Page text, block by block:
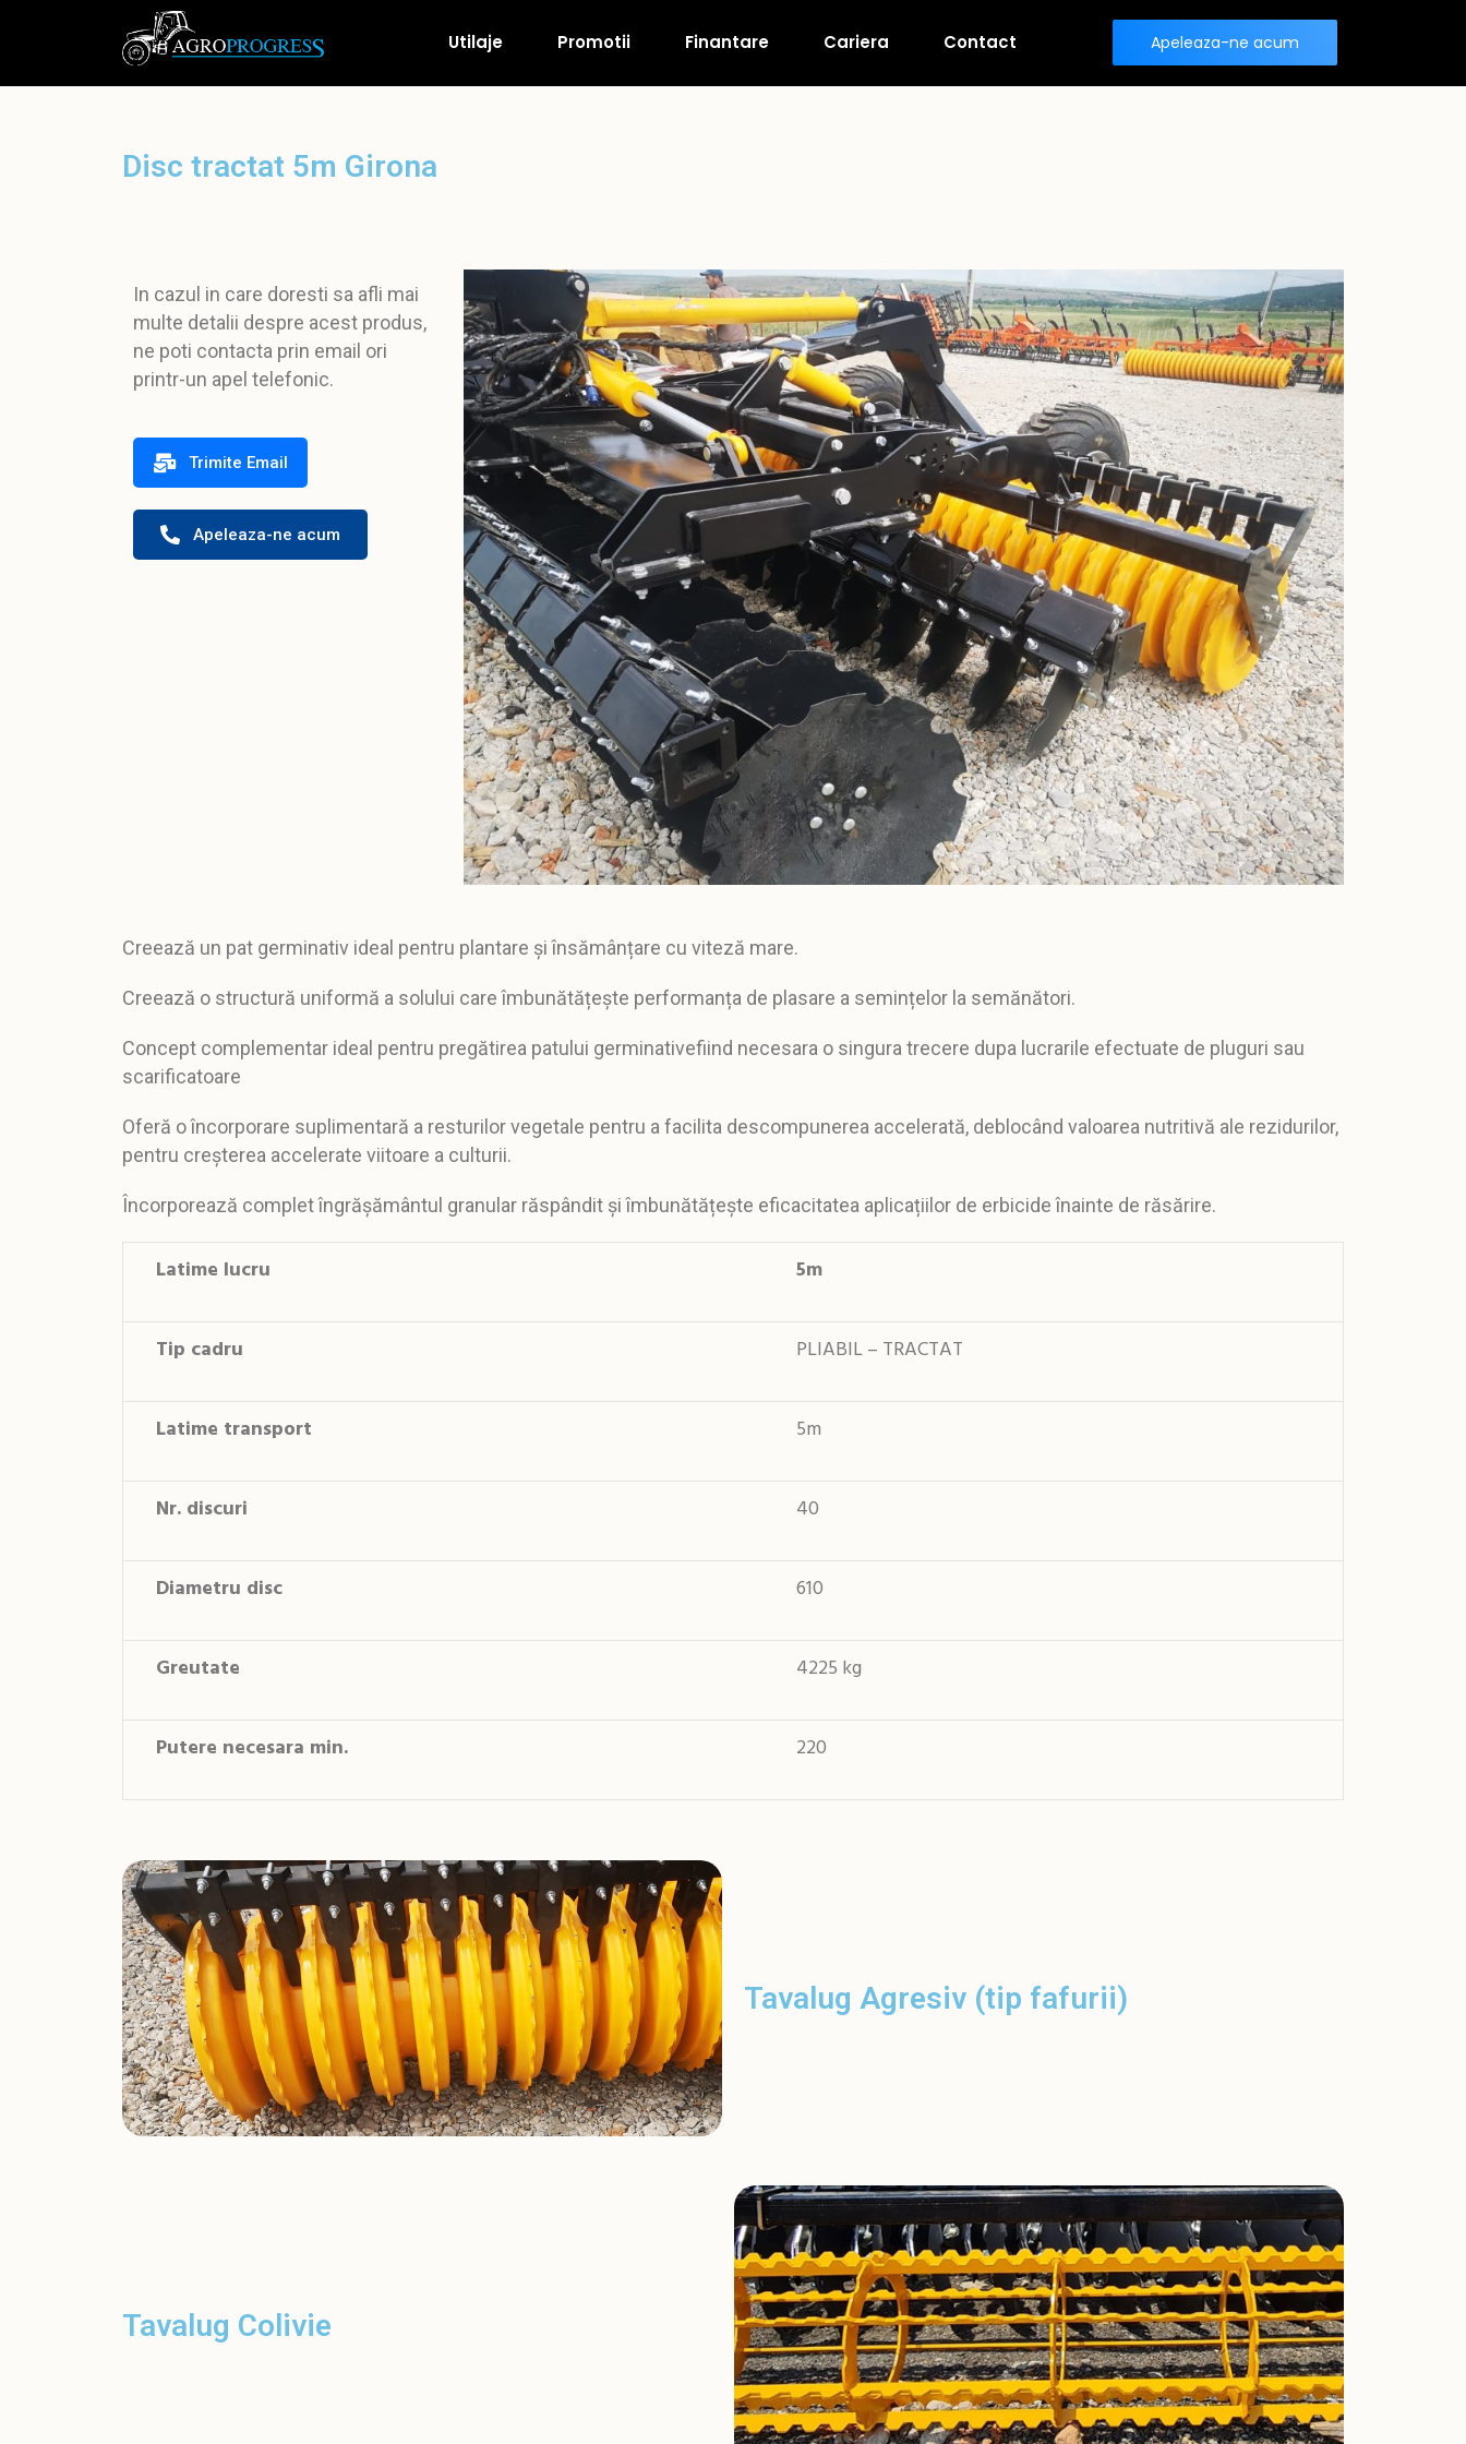
Utilaje Promotii Finantare Cariera Contact Apeleaza-ne acum
Disc tractat 5m Girona
In cazul in care doresti sa afli mai
multe detalii despre acest produs,
ne poti contacta prin email ori
printr-un apel telefonic.
Trimite Email
Apeleaza-ne acum
Creează un pat germinativ ideal pentru plantare și însămânțare cu viteză mare.
Creează o structură uniformă a solului care îmbunătățește performanța de plasare a semințelor la semănători.
Concept complementar ideal pentru pregătirea patului germinativefiind necesara o singura trecere dupa lucrarile efectuate de pluguri sau
scarificatoare
Oferă oîncorporare suplimentară a resturilor vegetale pentru a facilita descompunerea accelerată, deblocând valoarea nutritivă ale rezidurilor,
pentru creșterea accelerate viitoare a culturii.
Încorporează complet îngrășământul granular răspândit și îmbunătățește eficacitatea aplicațiilor de erbicide înainte de răsărire.
Latime lucru 5m
Tip cadru PLIABIL – TRACTAT
Latime transport 5m
Nr. discuri 40
Diametru disc 610
Greutate 4225 kg
Putere necesara min. 220
Tavalug Agresiv (tip fafurii)
Tavalug Colivie